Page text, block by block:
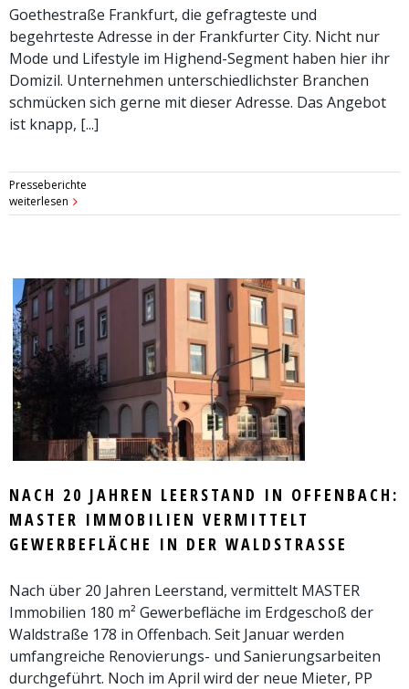
Goethestraße Frankfurt, die gefragteste und
begehrteste Adresse in der Frankfurter City. Nicht nur
Mode und Lifestyle im Highend-Segment haben hier ihr
Domizil. Unternehmen unterschiedlichster Branchen
schmücken sich gerne mit dieser Adresse. Das Angebot
ist knapp, [...]
Presseberichte
weiterlesen
NACH 20 JAHREN LEERSTAND IN OFFENBACH:
MASTER IMMOBILIEN VERMITTELT
GEWERBEFLÄCHE IN DER WALDSTRASSE
Nach über 20 Jahren Leerstand, vermittelt MASTER
Immobilien 180 m² Gewerbefläche im Erdgeschoß der
Waldstraße 178 in Offenbach. Seit Januar werden
umfangreiche Renovierungs- und Sanierungsarbeiten
durchgeführt. Noch im April wird der neue Mieter, PP